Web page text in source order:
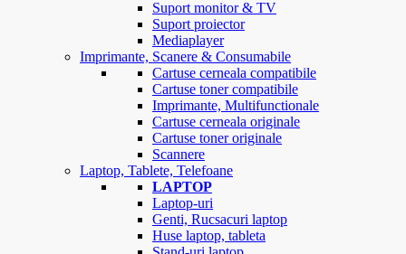
Suport monitor & TV
Suport proiector
Mediaplayer
Imprimante, Scanere & Consumabile
Cartuse cerneala compatibile
Cartuse toner compatibile
Imprimante, Multifunctionale
Cartuse cerneala originale
Cartuse toner originale
Scannere
Laptop, Tablete, Telefoane
LAPTOP
Laptop-uri
Genti, Rucsacuri laptop
Huse laptop, tableta